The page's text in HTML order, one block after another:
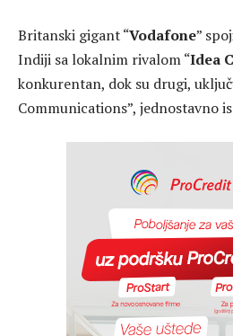
Britanski gigant “Vodafone”
Indiji sa lokalnim rivalom “Idea
konkurentan, dok su drugi,
Communications”, jednostavno